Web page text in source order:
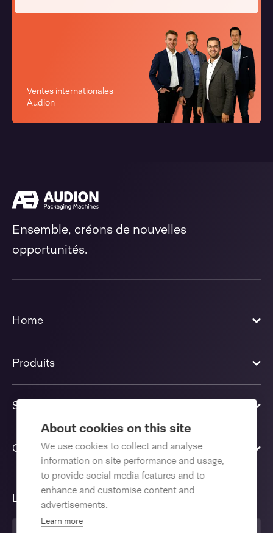
About cookies on this site
We use cookies to collect and analyse
information on site performance and usage,
to provide social media features and to
enhance and customise content and
advertisements.
Learn more
Ventes internationales
Audion
Ensemble, créons de nouvelles
opportunités.
Home
Produits
Solutions
Contactez-nous
Langue